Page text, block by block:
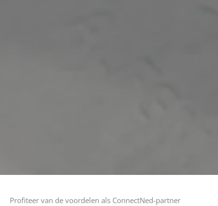
Profiteer van de voordelen als ConnectNed-partner